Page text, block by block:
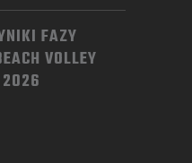
FAZY
VOLLEY
2026